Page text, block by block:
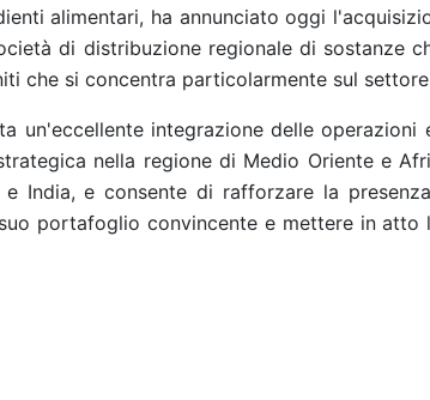
alimentari, ha annunciato oggi
di distribuzione regionale di sostanze
che si concentra particolarmente sul
un'eccellente integrazione delle operazioni
nella regione di Medio Oriente e
India, e consente di rafforzare la
portafoglio convincente e mettere in atto